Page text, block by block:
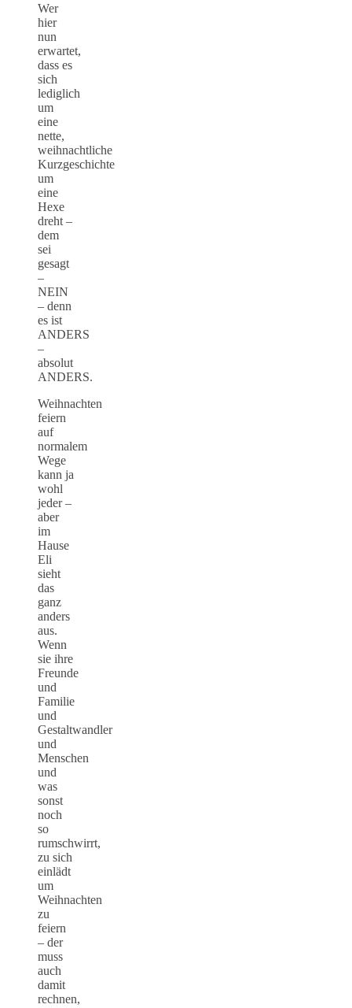
Wer
hier
nun
erwartet,
dass es
sich
lediglich
um
eine
nette,
weihnachtliche
Kurzgeschichte
um
eine
Hexe
dreht –
dem
sei
gesagt
–
NEIN
– denn
es ist
ANDERS
–
absolut
ANDERS.
Weihnachten
feiern
auf
normalem
Wege
kann ja
wohl
jeder –
aber
im
Hause
Eli
sieht
das
ganz
anders
aus.
Wenn
sie ihre
Freunde
und
Familie
und
Gestaltwandler
und
Menschen
und
was
sonst
noch
so
rumschwirrt,
zu sich
einlädt
um
Weihnachten
zu
feiern
– der
muss
auch
damit
rechnen,